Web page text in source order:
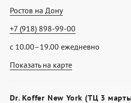
Показать на карте
Ростов на Дону
с 10.00–19.00 ежедневно
+7 (918) 898-99-00
Dr. Koffer New York (ТЦ 3